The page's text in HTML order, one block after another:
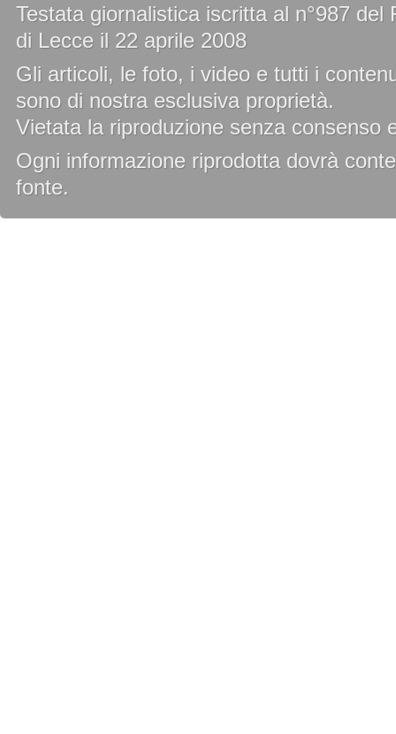
Testata giornalistica iscritta al n°987
di Lecce il 22 aprile 2008
Gli articoli, le foto, i video e tutti i
sono di nostra esclusiva proprietà.
Vietata la riproduzione senza consenso
Ogni informazione riprodotta dovrà
fonte.